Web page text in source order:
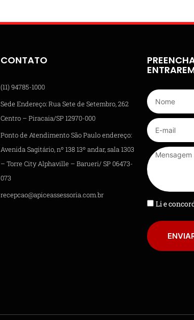
CONTATO
(11) 94785-1000
Sede Endereço: Rua Sete de Setembro, 262
Centro – Piracaia/SP 12970-000
Ponto de Atendimento São Paulo endereço:
Avenida Sagitário, nº 138 13º andar, sala 1303
– Torre City Alphaville – Barueri/ SP 06473-
073
recepcao@apiceassessoria.com.br
Li e